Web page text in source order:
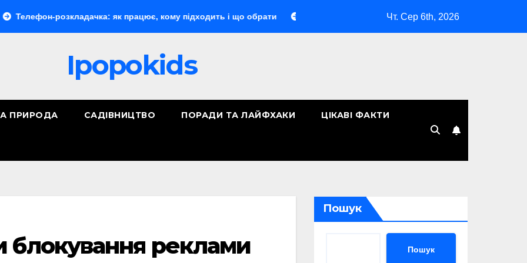
розкладачка: як працює, кому підходить і що обрати «Макіяж без макіяжу»: як японська декоративна косметика
Чт. Сер 6th, 2026
Ipopokids
ПРИРОДА САДІВНИЦТВО ПОРАДИ ТА ЛАЙФХАКИ ЦІКАВІ ФАКТИ
блокування реклами
Пошук
Пошук